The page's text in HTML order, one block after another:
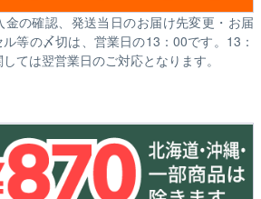
の確認、発送当日のお届け先変更・お届
等の〆切は、営業日の13：00です。13：
ては翌営業日のご対応となります。